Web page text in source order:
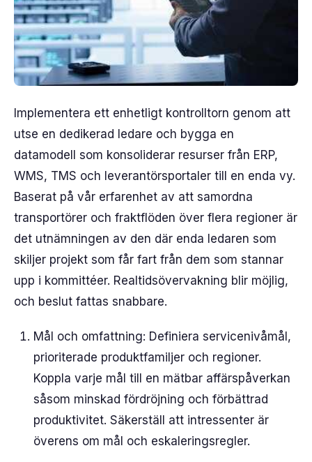
Implementera ett enhetligt kontrolltorn genom att
utse en dedikerad ledare och bygga en
datamodell som konsoliderar resurser från ERP,
WMS, TMS och leverantörsportaler till en enda vy.
Baserat på vår erfarenhet av att samordna
transportörer och fraktflöden över flera regioner är
det utnämningen av den där enda ledaren som
skiljer projekt som får fart från dem som stannar
upp i kommittéer. Realtidsövervakning blir möjlig,
och beslut fattas snabbare.
Mål och omfattning: Definiera servicenivåmål,
prioriterade produktfamiljer och regioner.
Koppla varje mål till en mätbar affärspåverkan
såsom minskad fördröjning och förbättrad
produktivitet. Säkerställ att intressenter är
överens om mål och eskaleringsregler.